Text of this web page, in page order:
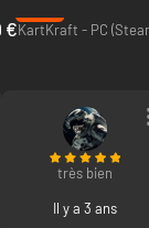
€KartKraft - PC
très bien
Il y a 3 ans